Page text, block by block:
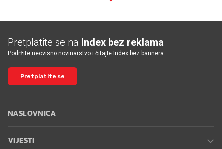
Pretplatite se na Index bez reklama
Podržite neovisno novinarstvo i čitajte Index bez bannera.
Pretplatite se
NASLOVNICA
VIJESTI